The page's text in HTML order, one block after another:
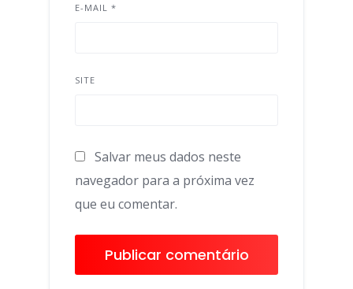
E-MAIL *
SITE
Salvar meus dados neste
navegador para a próxima vez
que eu comentar.